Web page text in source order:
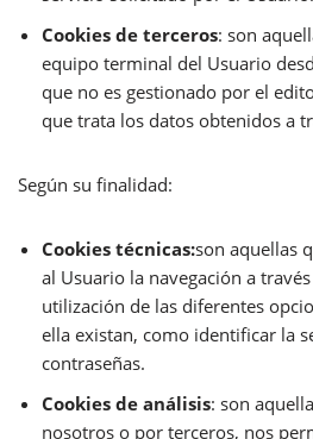
Cookies de terceros: son
equipo terminal del Usuario
que no es gestionado por el
que trata los datos obtenidos a
Según su finalidad:
Cookies técnicas:son aquellas
al Usuario la navegación a
utilización de las diferentes
ella existan, como identificar la
contraseñas.
Cookies de análisis: son
nosotros o por terceros, nos